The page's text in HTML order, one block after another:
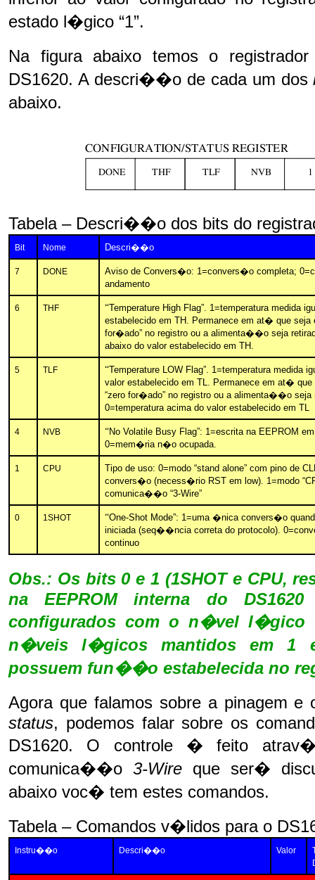
estado l�gico “1”.
Na figura abaixo temos o
DS1620. A descri��o de cada um dos
abaixo.
Tabela – Descri��o dos bits do
Bit Nome Descri��o
7 DONE
Aviso de Convers�o: 1=convers�o completa;
andamento
6 THF “Temperature High Flag”. 1=temperatura medida
estabelecido em TH. Permanece em at� que seja
for�ado” no registro ou a alimenta��o seja
abaixo do valor estabelecido em TH.
5 TLF “Temperature LOW Flag”. 1=temperatura medida
valor estabelecido em TL. Permanece em at�
“zero for�ado” no registro ou a alimenta��o seja
0=temperatura acima do valor estabelecido em TL
4 NVB “No Volatile Busy Flag”: 1=escrita na EEPROM
0=mem�ria n�o ocupada.
1 CPU
Tipo de uso: 0=modo “stand alone” com pino de
convers�o (necess�rio RST em low). 1=modo
comunica��o “3-Wire”
0 1SHOT “One-Shot Mode”: 1=uma �nica convers�o
iniciada (seq��ncia correta do protocolo).
continuo
Obs.: Os bits 0 e 1 (1SHOT e CPU,
na EEPROM interna do
configurados com o n�vel l�gico
n�veis l�gicos mantidos em 1
possuem fun��o estabelecida no
Agora que falamos sobre a pinagem
status, podemos falar sobre os
DS1620. O controle � feito
comunica��o 3-Wire que ser�
abaixo voc� tem estes comandos.
Tabela – Comandos v�lidos para o
Instru��o Descri��o Valor